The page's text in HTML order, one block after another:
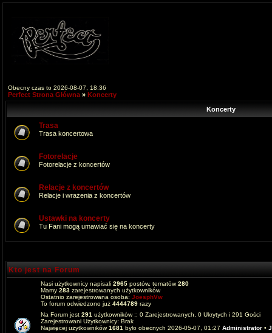
Obecny czas to 2026-08-07, 18:36
Perfect Strona Główna » Koncerty
Koncerty
Trasa
Trasa koncertowa
Fotorelacje
Fotorelacje z koncertów
Relacje z koncertów
Relacje i wrażenia z koncertów
Ustawki na koncerty
Tu Fani mogą umawiać się na koncerty
Kto jest na Forum
Nasi użytkownicy napisali 2965 postów, tematów280
Mamy 283 zarejestrowanych użytkowników
Ostatnio zarejestrowana osoba: JoesphVw
To forum odwiedzono już 4444789 razy
Na Forum jest 291 użytkowników :: 0 Zarejestrowanych, 0 Ukrytych i 291 Gości
Zarejestrowani Użytkownicy: Brak
Najwięcej użytkowników1681 było obecnych 2026-05-07, 01:27 Administrator •